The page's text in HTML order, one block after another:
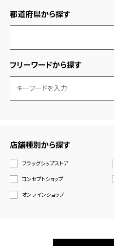
都道府県から探す
フリーワードから探す
店舗種別から探す
フラッグシップストア
コンセプトショップ
オンラインショップ